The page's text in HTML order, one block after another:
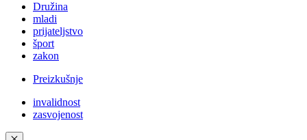
Družina
mladi
prijateljstvo
šport
zakon
Preizkušnje
invalidnost
zasvojenost